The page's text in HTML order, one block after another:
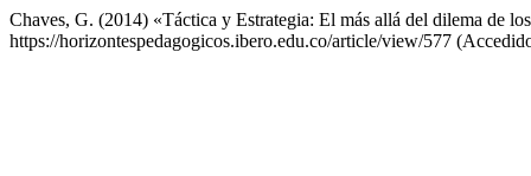
Chaves, G. (2014) «Táctica y Estrategia: El más allá del dilema de
https://horizontespedagogicos.ibero.edu.co/article/view/577